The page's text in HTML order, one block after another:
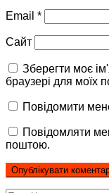
Email *
Сайт
Зберегти моє
браузері для моїх
Повідомити
Повідомляти
поштою.